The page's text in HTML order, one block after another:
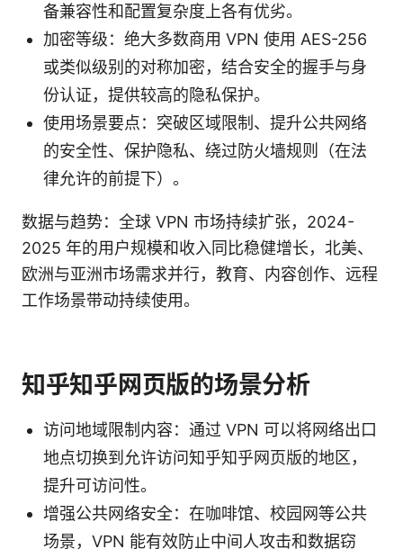
备兼容性和配置复杂度上各有优劣。
加密等级：绝大多数商用 VPN 使用 AES-256
或类似级别的对称加密，结合安全的握手与身
份认证，提供较高的隐私保护。
使用场景要点：突破区域限制、提升公共网络
的安全性、保护隐私、绕过防火墙规则（在法
律允许的前提下）。
数据与趋势：全球 VPN 市场持续扩张，2024-
2025 年的用户规模和收入同比稳健增长，北美、
欧洲与亚洲市场需求并行，教育、内容创作、远程
工作场景带动持续使用。
知乎知乎网页版的场景分析
访问地域限制内容：通过 VPN 可以将网络出口
地点切换到允许访问知乎知乎网页版的地区，
提升可访问性。
增强公共网络安全：在咖啡馆、校园网等公共
场景，VPN 能有效防止中间人攻击和数据窃